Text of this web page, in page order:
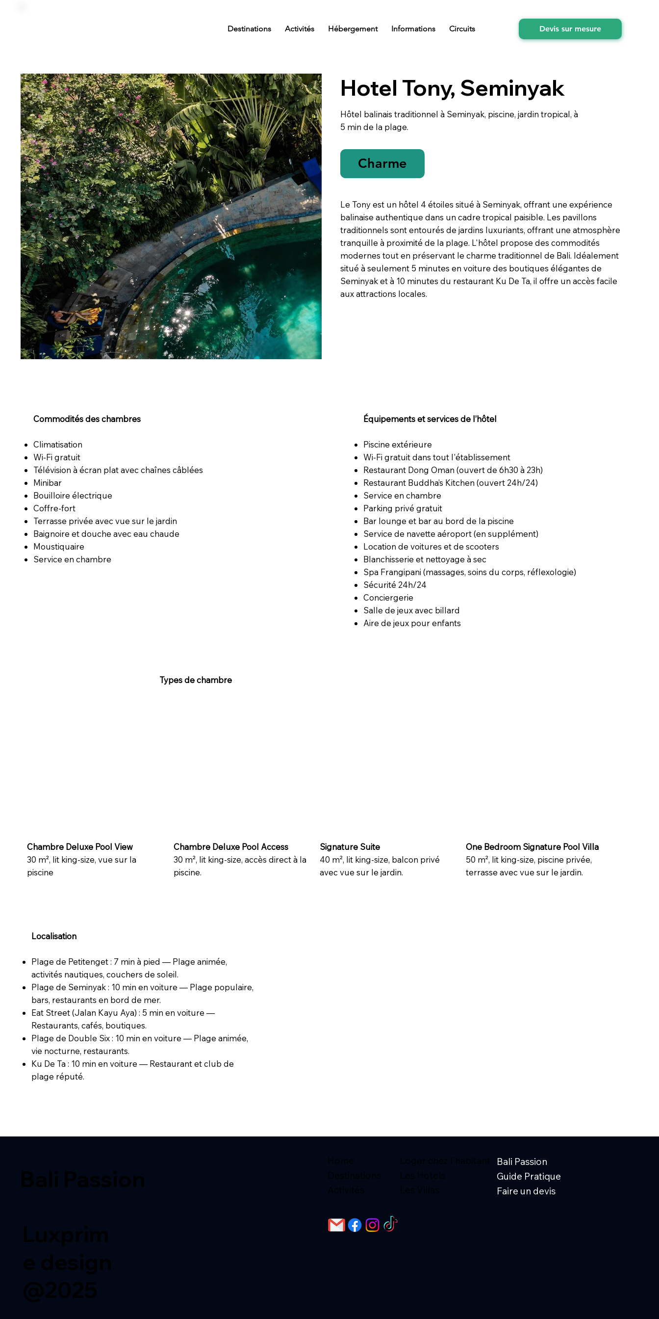
Destinations Activités Hébergement Informations Circuits Devis sur mesure
Hotel Tony, Seminyak
Hôtel balinais traditionnel à Seminyak, piscine, jardin tropical, à
5 min de la plage.
Charme
Le Tony est un hôtel 4 étoiles situé à Seminyak, offrant une expérience
balinaise authentique dans un cadre tropical paisible. Les pavillons
traditionnels sont entourés de jardins luxuriants, offrant une atmosphère
tranquille à proximité de la plage. L'hôtel propose des commodités
modernes tout en préservant le charme traditionnel de Bali. Idéalement
situé à seulement 5 minutes en voiture des boutiques élégantes de
Seminyak et à 10 minutes du restaurant Ku De Ta, il offre un accès facile
aux attractions locales.
Commodités des chambres
Climatisation
Wi-Fi gratuit
Télévision à écran plat avec chaînes câblées
Minibar
Bouilloire électrique
Coffre-fort
Terrasse privée avec vue sur le jardin
Baignoire et douche avec eau chaude
Moustiquaire
Service en chambre
Équipements et services de l’hôtel
Piscine extérieure
Wi-Fi gratuit dans tout l'établissement
Restaurant Dong Oman (ouvert de 6h30 à 23h)
Restaurant Buddha’s Kitchen (ouvert 24h/24)
Service en chambre
Parking privé gratuit
Bar lounge et bar au bord de la piscine
Service de navette aéroport (en supplément)
Location de voitures et de scooters
Blanchisserie et nettoyage à sec
Spa Frangipani (massages, soins du corps, réflexologie)
Sécurité 24h/24
Conciergerie
Salle de jeux avec billard
Aire de jeux pour enfants
Types de chambre
Chambre Deluxe Pool View
30 m², lit king-size, vue sur la
piscine
Chambre Deluxe Pool Access
30 m², lit king-size, accès direct à la
piscine.
Signature Suite
40 m², lit king-size, balcon privé
avec vue sur le jardin.
One Bedroom Signature Pool Villa
50 m², lit king-size, piscine privée,
terrasse avec vue sur le jardin.
Localisation
Plage de Petitenget : 7 min à pied — Plage animée,
activités nautiques, couchers de soleil.
Plage de Seminyak : 10 min en voiture — Plage populaire,
bars, restaurants en bord de mer.
Eat Street (Jalan Kayu Aya) : 5 min en voiture —
Restaurants, cafés, boutiques.
Plage de Double Six : 10 min en voiture — Plage animée,
vie nocturne, restaurants.
Ku De Ta : 10 min en voiture — Restaurant et club de
plage réputé.
Bali Passion
Guide Pratique
Faire un devis